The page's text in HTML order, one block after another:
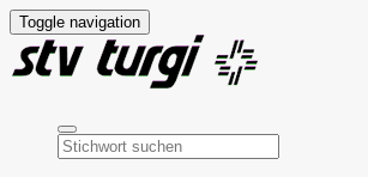
Toggle navigation